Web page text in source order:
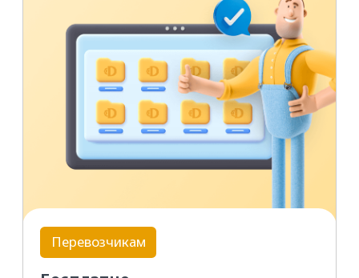
Инструкция для тех, кто уже умеет
искать грузы. Делаем так, чтобы
грузы находили вас сами.
Как обходить
конкурентов и получать
Перевозчикам